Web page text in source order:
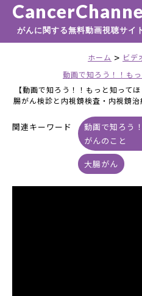
がんに関する無料動画視聴サイ
ホーム > ビデ
動画で知ろう！！も
【動画で知ろう！！もっと知って
腸がん検診と内視鏡検査・内視鏡
関連キーワード
動画で知ろう
がんのこと
大腸がん